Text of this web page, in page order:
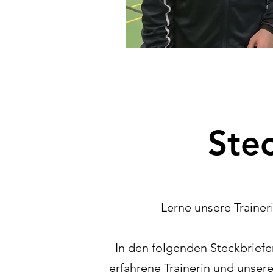
Lerne unsere
In den folgenden
erfahrene Trainerin und